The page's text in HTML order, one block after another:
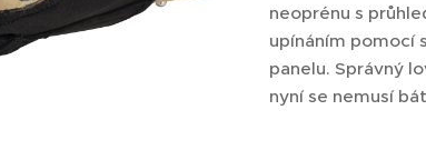
neoprénu s
upínáním pomocí
panelu. Správný
nyní se nemusí